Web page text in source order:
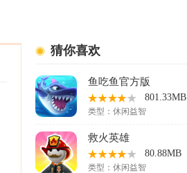
猜你喜欢
鱼吃鱼官方版
801.33MB
类型： 休闲益智
救火英雄
80.88MB
类型： 休闲益智